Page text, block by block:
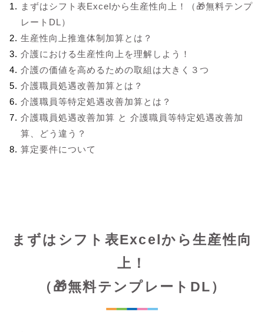
まずはシフト表Excelから生産性向上！（🎁無料テンプ
レートDL）
生産性向上推進体制加算とは？
介護における生産性向上を理解しよう！
介護の価値を高めるための取組は大きく３つ
介護職員処遇改善加算とは？
介護職員等特定処遇改善加算とは？
介護職員処遇改善加算 と 介護職員等特定処遇改善加
算、どう違う？
算定要件について
まずはシフト表Excelから生産性向
上！
（🎁無料テンプレートDL）